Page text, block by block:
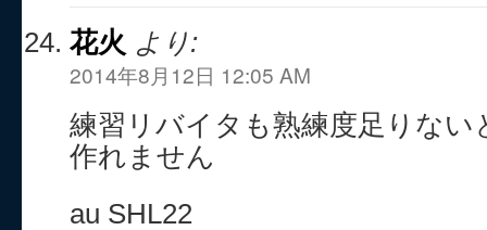
花火 より:
2014年8月12日 12:05 AM
練習リバイタも熟練度足りない
作れません
au SHL22